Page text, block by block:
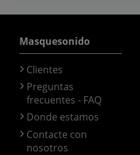
Masquesonido
Clientes
Preguntas
frecuentes - FAQ
Donde estamos
Contacte con
nosotros